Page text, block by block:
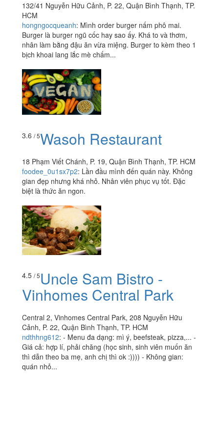
132/41 Nguyễn Hữu Cảnh, P. 22, Quận Bình Thạnh, TP.
HCM
hongngocqueanh: Mình order burger nấm phô mai.
Burger là burger ngũ cốc hay sao ấy. Khá to và thơm,
nhân làm bằng đậu ăn vừa miệng. Burger to kèm theo 1
bịch khoai lang lắc mè chấm...
3.6 / 5Wasoh Restaurant
18 Phạm Viết Chánh, P. 19, Quận Bình Thạnh, TP. HCM
foodee_0u1sx7p2: Lần đầu mình đến quán này. Không
gian đẹp nhưng khá nhỏ. Nhân viên phục vụ tốt. Đặc
biệt là thức ăn ngon.
4.5 / 5Uncle Sam Bistro -
Vinhomes Central Park
Central 2, Vinhomes Central Park, 208 Nguyễn Hữu
Cảnh, P. 22, Quận Bình Thạnh, TP. HCM
ndthhng612: - Menu đa dạng: mì ý, beefsteak, pizza,... -
Giá cả: hợp lí, phải chăng (học sinh, sinh viên muốn ăn
thì dẫn theo ba mẹ, anh chị thì ok :)))) - Không gian:
quán nhỏ...